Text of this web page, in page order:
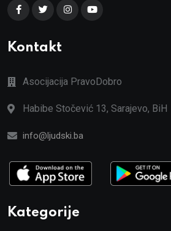
Kontakt
Asocijacija PravoDobro
Habibe Stočević 13, Sarajevo, BiH
info@ljudski.ba
Kategorije